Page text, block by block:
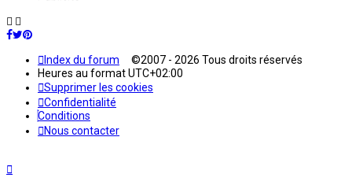
Index du forum ©2007 - 2026 Tous droits réservés
Heures au formatUTC+02:00
Supprimer les cookies
Confidentialité
Conditions
Nous contacter